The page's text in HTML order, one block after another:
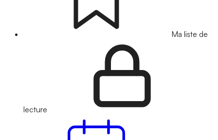
Ma liste de
lecture